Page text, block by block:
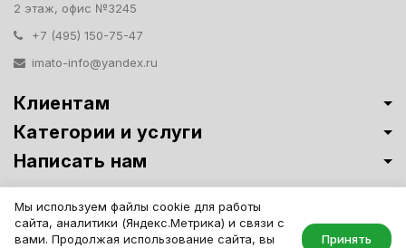
2 этаж, офис №3245
+7 (495) 150-75-47
imato-info@yandex.ru
Клиентам
Категории и услуги
Написать нам
Витрины премиум-класса ИМАТО
Политика обработки персональных
данных
IMATO. Интернет Магазин Торговой И Офисной Мебели. ООО "ИМАТО",
Мы используем файлы cookie для работы
сайта, аналитики (Яндекс.Метрика) и связи с
вами. Продолжая использование сайта, вы
Принять